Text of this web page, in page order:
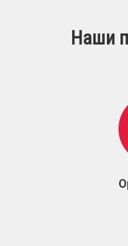
Наши